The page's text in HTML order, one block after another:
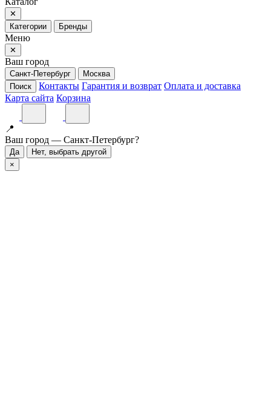
✕
Категории
Бренды
Меню
✕
Ваш город
Санкт-Петербург
Москва
Поиск
Контакты Гарантия и возврат Оплата и доставка
Карта сайта Корзина
📍
Ваш город — Санкт-Петербург?
Да
Нет, выбрать другой
×